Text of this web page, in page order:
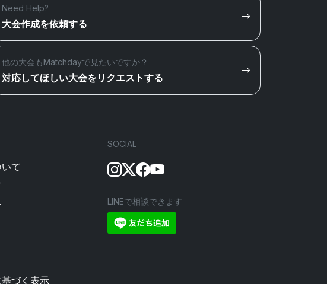
Need Help?
大会作成を依頼する
他の大会もMatchdayで見たいですか？
対応してほしい大会をリクエストする
て
づく表示
SOCIAL
LINEで相談できます